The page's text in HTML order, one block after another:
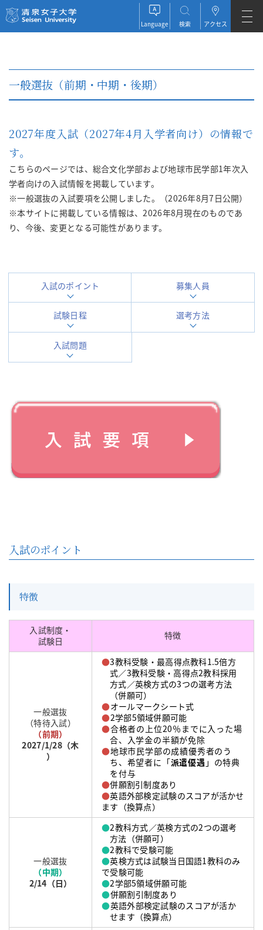
清泉女子大学 Seisen University
Language
ENGLISH
検索 アクセス
一般選抜（前期・中期・後期）
2027年度入試（2027年4月入学者向け）の情報で
す。
こちらのページでは、総合文化学部および地球市民学部1年次入
学者向けの入試情報を掲載しています。
※一般選抜の入試要項を公開しました。（2026年8月7日公開）
※本サイトに掲載している情報は、2026年8月現在のものであ
り、今後、変更となる可能性があります。
入試のポイント 募集人員
試験日程 選考方法
入試問題
入試のポイント
特徴
入試制度・
試験日
特徴
一般選抜
（特待入試）
（前期）
2027/1/28（木
）
●3教科受験・最高得点教科1.5倍方
式／3教科受験・高得点2教科採用
方式／英検方式の3つの選考方法
（併願可）
●オールマークシート式
●2学部5領域併願可能
●合格者の上位20％までに入った場
合、入学金の半額が免除
●地球市民学部の成績優秀者のう
ち、希望者に「派遣優遇 」の特典
を付与
●併願割引制度あり
●英語外部検定試験のスコアが活かせ
ます（換算点）
一般選抜
（中期）
2/14（日）
●2教科方式／英検方式の2つの選考
方法（併願可）
●2教科で受験可能
●英検方式は試験当日国語1教科のみ
で受験可能
●2学部5領域併願可能
●併願割引制度あり
●英語外部検定試験のスコアが活か
せます（換算点）